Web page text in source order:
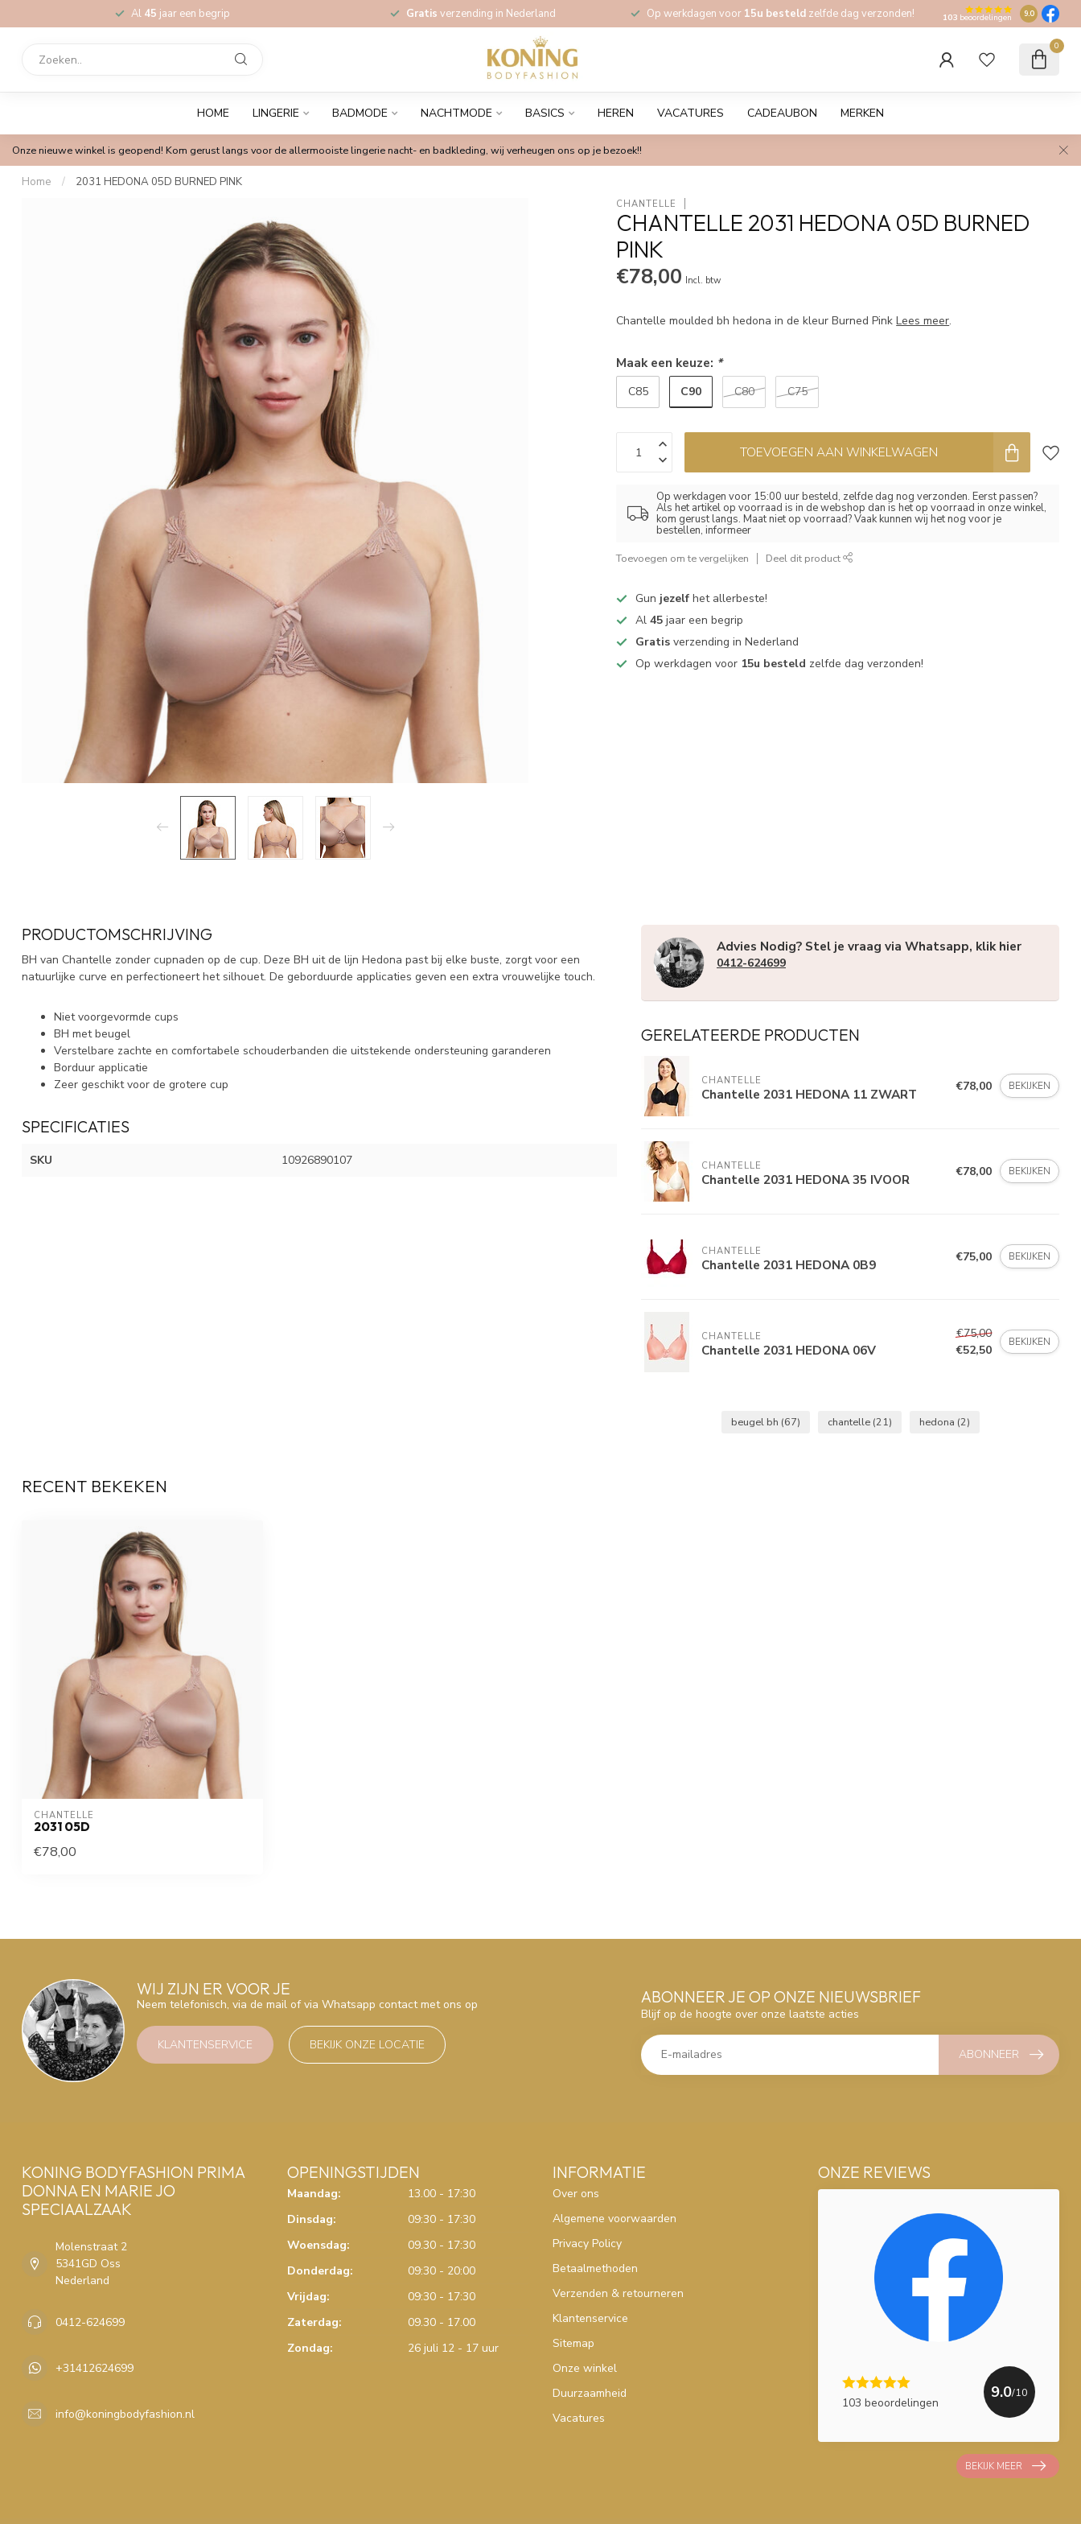
Al 45 jaar een begrip Gratis verzending in Nederland Op werkdagen voor 15u besteld zelfde dag verzonden! 103 beoordelingen 9.0
0
HOME LINGERIE BADMODE NACHTMODE BASICS HEREN VACATURES CADEAUBON MERKEN
Onze nieuwe winkel is geopend! Kom gerust langs voor de allermooiste lingerie nacht- en badkleding, wij verheugen ons op je bezoek!!
Home / 2031 HEDONA 05D BURNED PINK
CHANTELLE
CHANTELLE 2031 HEDONA 05D BURNED
PINK
€78,00 Incl. btw
Chantelle moulded bh hedona in de kleur Burned PinkLees meer.
Maak een keuze: *
C85 C90 C80 C75
TOEVOEGEN AAN WINKELWAGEN
Op werkdagen voor 15:00 uur besteld, zelfde dag nog verzonden. Eerst passen?
Als het artikel op voorraad is in de webshop dan is het op voorraad in onze winkel,
kom gerust langs. Maat niet op voorraad? Vaak kunnen wij het nog voor je
bestellen, informeer
Toevoegen om te vergelijken Deel dit product
Gun jezelf het allerbeste!
Al45 jaar een begrip
Gratis verzending in Nederland
Op werkdagen voor 15u besteld zelfde dag verzonden!
PRODUCTOMSCHRIJVING
BH van Chantelle zonder cupnaden op de cup. Deze BH uit de lijn Hedona past bij elke buste, zorgt voor een
natuurlijke curve en perfectioneert het silhouet. De geborduurde applicaties geven een extra vrouwelijke touch.
Niet voorgevormde cups
BH met beugel
Verstelbare zachte en comfortabele schouderbanden die uitstekende ondersteuning garanderen
Borduur applicatie
Zeer geschikt voor de grotere cup
SPECIFICATIES
SKU 10926890107
Advies Nodig? Stel je vraag via Whatsapp, klik hier
0412-624699
GERELATEERDE PRODUCTEN
CHANTELLE
Chantelle 2031 HEDONA 11 ZWART €78,00 BEKIJKEN
CHANTELLE
Chantelle 2031 HEDONA 35 IVOOR €78,00 BEKIJKEN
CHANTELLE
Chantelle 2031 HEDONA 0B9 €75,00 BEKIJKEN
CHANTELLE
Chantelle 2031 HEDONA 06V
€75,00
€52,50
BEKIJKEN
beugel bh (67) chantelle (21) hedona (2)
RECENT BEKEKEN
CHANTELLE
2031 05D
€78,00
WIJ ZIJN ER VOOR JE
Neem telefonisch, via de mail of via Whatsapp contact met ons op
KLANTENSERVICE BEKIJK ONZE LOCATIE
ABONNEER JE OP ONZE NIEUWSBRIEF
Blijf op de hoogte over onze laatste acties
ABONNEER
KONING BODYFASHION PRIMA
DONNA EN MARIE JO
SPECIAALZAAK
Molenstraat 2
5341GD Oss
Nederland
0412-624699
+31412624699
info@koningbodyfashion.nl
OPENINGSTIJDEN
Maandag:
13.00 - 17:30
Dinsdag:
09:30 - 17:30
Woensdag:
09.30 - 17:30
Donderdag:
09:30 - 20:00
Vrijdag:
09:30 - 17:30
Zaterdag:
09.30 - 17.00
Zondag:
26 juli 12 - 17 uur
INFORMATIE
Over ons
Algemene voorwaarden
Privacy Policy
Betaalmethoden
Verzenden & retourneren
Klantenservice
Sitemap
Onze winkel
Duurzaamheid
Vacatures
ONZE REVIEWS
103 beoordelingen
9.0/10
BEKIJK MEER